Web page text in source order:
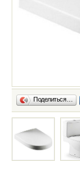
Поделиться…